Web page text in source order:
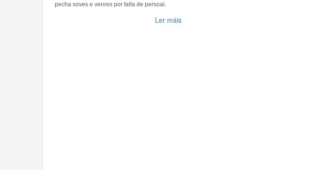
pecha xoves e venres por falta de persoal.
Ler máis